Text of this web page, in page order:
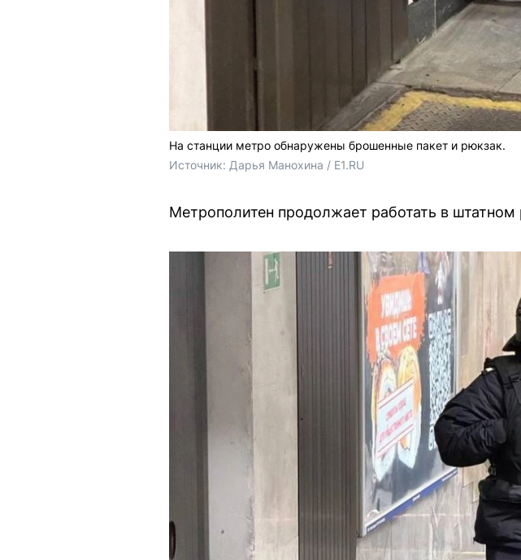
На станции метро обнаружены брошенные пакет и рюкзак.
Источник: Дарья Манохина / E1.RU
Метрополитен продолжает работать в